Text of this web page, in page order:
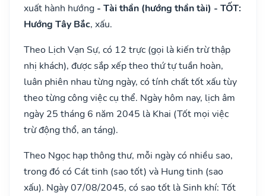
xuất hành hướng - Tài thần (hướng thần tài) - TỐT:
Hướng Tây Bắc, xấu.
Theo Lịch Vạn Sự, có 12 trực (gọi là kiến trừ thập
nhị khách), được sắp xếp theo thứ tự tuần hoàn,
luân phiên nhau từng ngày, có tính chất tốt xấu tùy
theo từng công việc cụ thể. Ngày hôm nay, lịch âm
ngày 25 tháng 6 năm 2045 là Khai (Tốt mọi việc
trừ động thổ, an táng).
Theo Ngọc hạp thông thư, mỗi ngày có nhiều sao,
trong đó có Cát tinh (sao tốt) và Hung tinh (sao
xấu). Ngày 07/08/2045, có sao tốt là Sinh khí: Tốt